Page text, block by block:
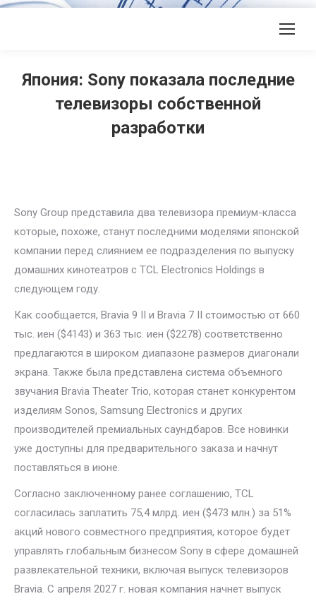
Япония: Sony показала последние
телевизоры собственной
разработки
Sony Group представила два телевизора премиум-класса
которые, похоже, станут последними моделями японской
компании перед слиянием ее подразделения по выпуску
домашних кинотеатров с TCL Electronics Holdings в
следующем году.
Как сообщается, Bravia 9 II и Bravia 7 II стоимостью от 660
тыс. иен ($4143) и 363 тыс. иен ($2278) соответственно
предлагаются в широком диапазоне размеров диагонали
экрана. Также была представлена система объемного
звучания Bravia Theater Trio, которая станет конкурентом
изделиям Sonos, Samsung Electronics и других
производителей премиальных саундбаров. Все новинки
уже доступны для предварительного заказа и начнут
поставляться в июне.
Согласно заключенному ранее соглашению, TCL
согласилась заплатить 75,4 млрд. иен ($473 млн.) за 51%
акций нового совместного предприятия, которое будет
управлять глобальным бизнесом Sony в сфере домашней
развлекательной техники, включая выпуск телевизоров
Bravia. С апреля 2027 г. новая компания начнет выпуск